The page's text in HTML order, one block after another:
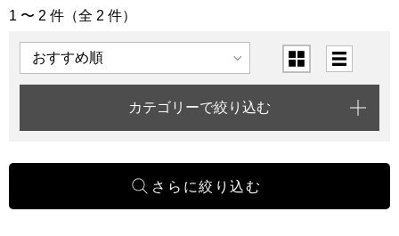
「お酒・飲料」の商品一覧
1 〜 2 件（全 2 件）
表示順 表示切替
カテゴリーで絞り込む